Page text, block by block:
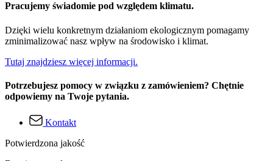
Pracujemy świadomie pod względem klimatu.
Dzięki wielu konkretnym działaniom ekologicznym pomagamy
zminimalizować nasz wpływ na środowisko i klimat.
Tutaj znajdziesz więcej informacji.
Potrzebujesz pomocy w związku z zamówieniem? Chętnie
odpowiemy na Twoje pytania.
Kontakt
Potwierdzona jakość